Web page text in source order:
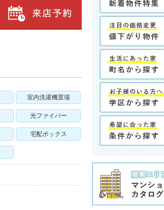
室内洗濯機置場
光ファイバー
宅配ボックス